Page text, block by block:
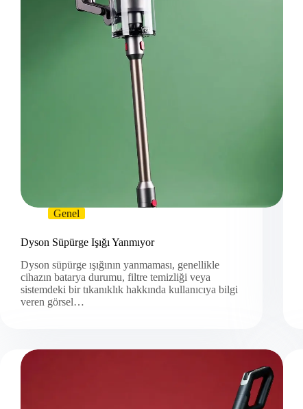
Genel
Dyson Süpürge Işığı Yanmıyor
Dyson süpürge ışığının yanmaması, genellikle
cihazın batarya durumu, filtre temizliği veya
sistemdeki bir tıkanıklık hakkında kullanıcıya bilgi
veren görsel…